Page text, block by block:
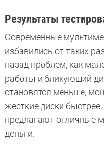
Результаты
Современные
избавились от таких
назад проблем, как
работы и бликующий
становятся меньше,
жесткие диски
предлагают отличные
деньги.